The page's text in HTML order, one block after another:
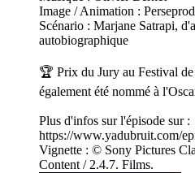
Image / Animation : Perseprod
Scénario : Marjane Satrapi,
autobiographique
🏆 Prix du Jury au Festival
également été nommé à
Plus d'infos sur l'épisode sur :
https://www.yadubruit.com/
Vignette : © Sony Pictures
Content / 2.4.7. Films.